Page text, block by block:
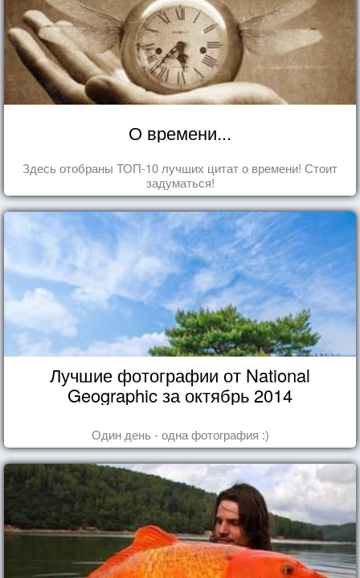
О времени...
Здесь отобраны ТОП-10 лучших цитат о времени! Стоит
задуматься!
Лучшие фотографии от National
Geographic за октябрь 2014
Один день - одна фотография :)